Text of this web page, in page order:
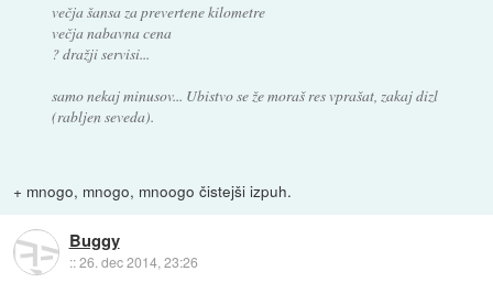
večja šansa za prevertene kilometre
večja nabavna cena
? dražji servisi...
samo nekaj minusov... Ubistvo se že moraš res vprašat, zakaj dizl
(rabljen seveda).
+ mnogo, mnogo, mnoogo čistejši izpuh.
Buggy
::26. dec 2014, 23:26